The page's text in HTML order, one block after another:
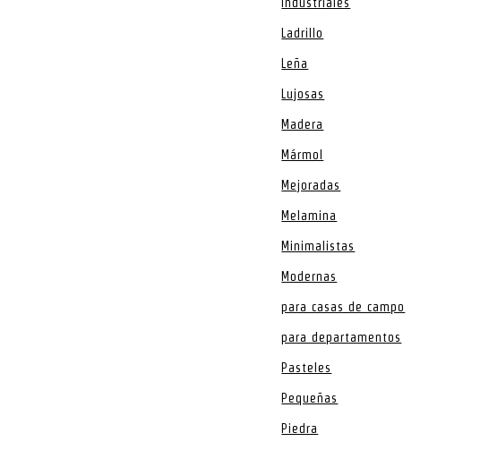
Ladrillo
Leña
Lujosas
Madera
Mármol
Mejoradas
Melamina
Minimalistas
Modernas
para casas de campo
para departamentos
Pasteles
Pequeñas
Piedra